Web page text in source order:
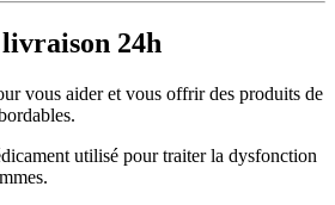
24h
vous aider et vous offrir des produits de
utilisé pour traiter la dysfonction